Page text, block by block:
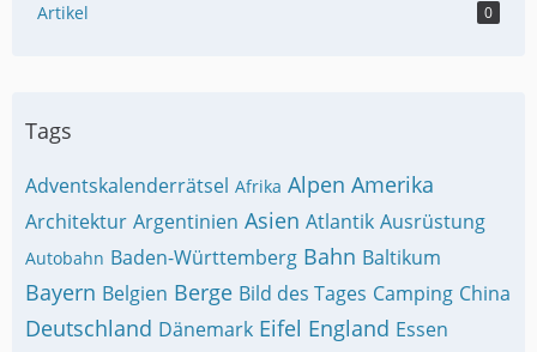
Artikel 0
Tags
Adventskalenderrätsel Afrika Alpen Amerika
Architektur Argentinien Asien Atlantik Ausrüstung
Autobahn Baden-Württemberg Bahn Baltikum
Bayern Belgien Berge Bild des Tages Camping China
Deutschland Dänemark Eifel England Essen